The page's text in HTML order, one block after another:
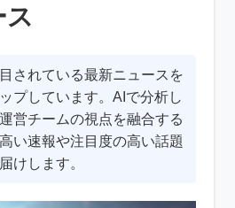
されている最新ニュースを
プしています。AIで分析し
営チームの視点を融合する
い速報や注目度の高い話題
けします。